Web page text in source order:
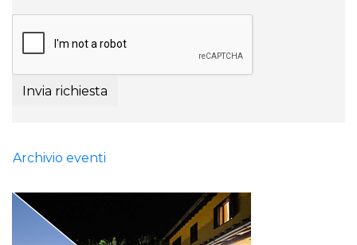
Invia richiesta
Archivio eventi